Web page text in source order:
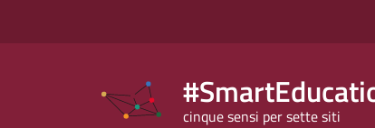
cinque sensi per sette siti